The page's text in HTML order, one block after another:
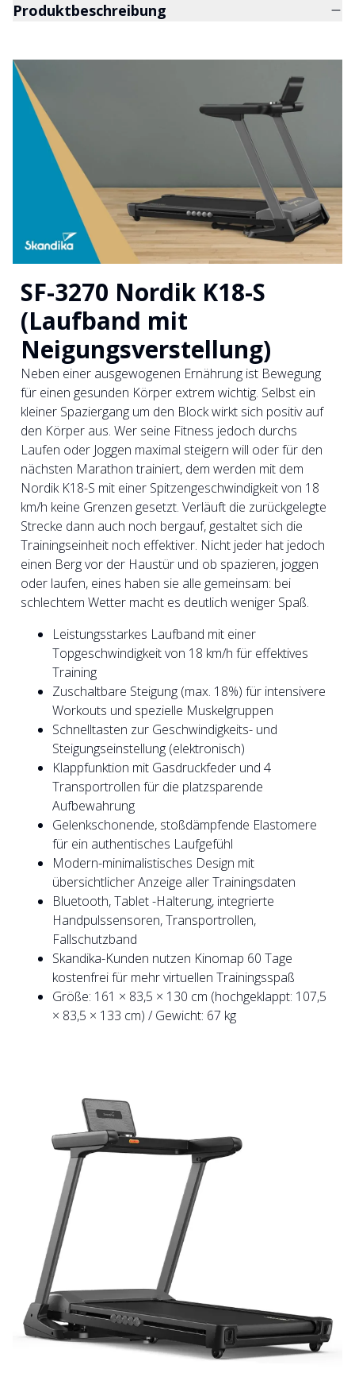
Produktbeschreibung
SF-3270 Nordik K18-S
(Laufband mit
Neigungsverstellung)
Neben einer ausgewogenen Ernährung ist Bewegung
für einen gesunden Körper extrem wichtig. Selbst ein
kleiner Spaziergang um den Block wirkt sich positiv auf
den Körper aus. Wer seine Fitness jedoch durchs
Laufen oder Joggen maximal steigern will oder für den
nächsten Marathon trainiert, dem werden mit dem
Nordik K18-S mit einer Spitzengeschwindigkeit von 18
km/h keine Grenzen gesetzt. Verläuft die zurückgelegte
Strecke dann auch noch bergauf, gestaltet sich die
Trainingseinheit noch effektiver. Nicht jeder hat jedoch
einen Berg vor der Haustür und ob spazieren, joggen
oder laufen, eines haben sie alle gemeinsam: bei
schlechtem Wetter macht es deutlich weniger Spaß.
Leistungsstarkes Laufband mit einer
Topgeschwindigkeit von 18 km/h für effektives
Training
Zuschaltbare Steigung (max. 18%) für intensivere
Workouts und spezielle Muskelgruppen
Schnelltasten zur Geschwindigkeits- und
Steigungseinstellung (elektronisch)
Klappfunktion mit Gasdruckfeder und 4
Transportrollen für die platzsparende
Aufbewahrung
Gelenkschonende, stoßdämpfende Elastomere
für ein authentisches Laufgefühl
Modern-minimalistisches Design mit
übersichtlicher Anzeige aller Trainingsdaten
Bluetooth, Tablet -Halterung, integrierte
Handpulssensoren, Transportrollen,
Fallschutzband
Skandika-Kunden nutzen Kinomap 60 Tage
kostenfrei für mehr virtuellen Trainingsspaß
Größe: 161 × 83,5 × 130 cm (hochgeklappt: 107,5
× 83,5 × 133 cm) / Gewicht: 67 kg